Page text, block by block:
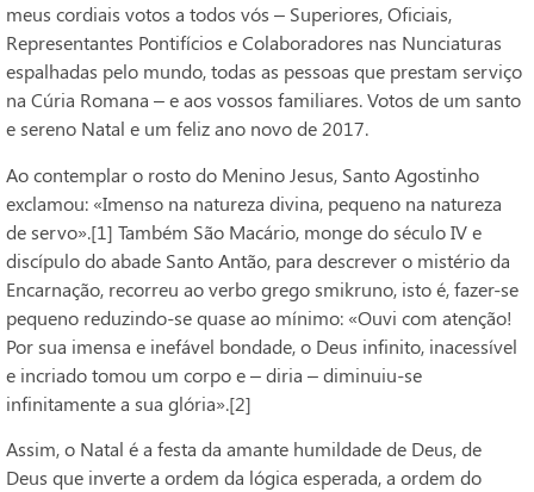
meus cordiais votos a todos vós – Superiores, Oficiais,
Representantes Pontifícios e Colaboradores nas Nunciaturas
espalhadas pelo mundo, todas as pessoas que prestam serviço
na Cúria Romana – e aos vossos familiares. Votos de um santo
e sereno Natal e um feliz ano novo de 2017.
Ao contemplar o rosto do Menino Jesus, Santo Agostinho
exclamou: «Imenso na natureza divina, pequeno na natureza
de servo».[1] Também São Macário, monge do século IV e
discípulo do abade Santo Antão, para descrever o mistério da
Encarnação, recorreu ao verbo grego smikruno, isto é, fazer-se
pequeno reduzindo-se quase ao mínimo: «Ouvi com atenção!
Por sua imensa e inefável bondade, o Deus infinito, inacessível
e incriado tomou um corpo e – diria – diminuiu-se
infinitamente a sua glória».[2]
Assim, o Natal é a festa da amante humildade de Deus, de
Deus que inverte a ordem da lógica esperada, a ordem do